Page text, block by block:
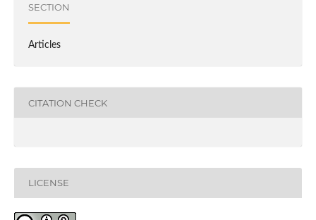
SECTION
Articles
CITATION CHECK
LICENSE